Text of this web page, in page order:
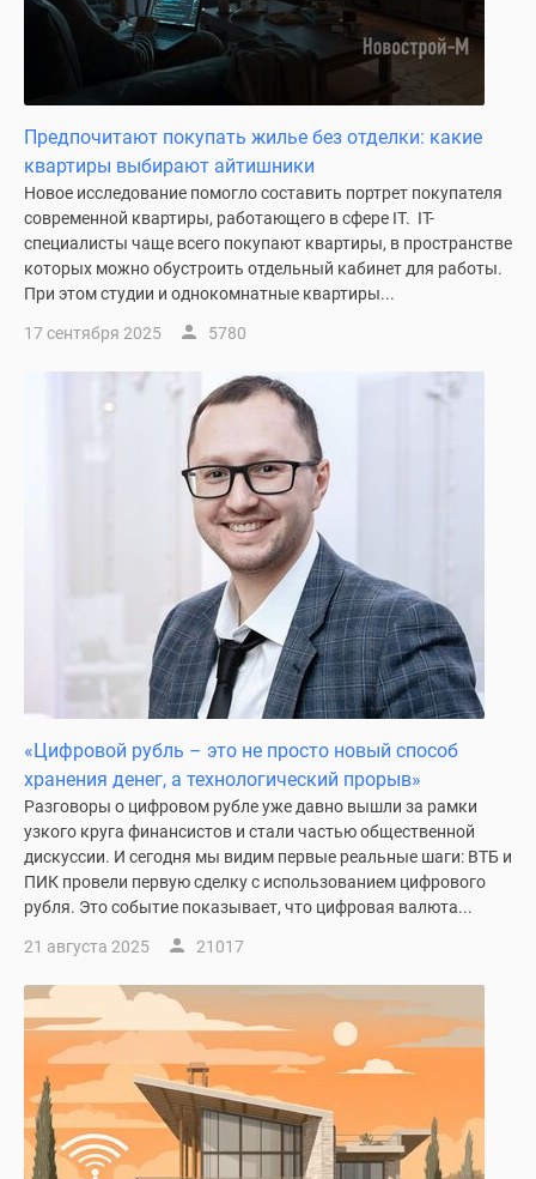
Предпочитают покупать жилье без отделки: какие
квартиры выбирают айтишники
Новое исследование помогло составить портрет покупателя
современной квартиры, работающего в сфере IT. IT-
специалисты чаще всего покупают квартиры, в пространстве
которых можно обустроить отдельный кабинет для работы.
При этом студии и однокомнатные квартиры...
17 сентября 2025 5780
«Цифровой рубль – это не просто новый способ
хранения денег, а технологический прорыв»
Разговоры о цифровом рубле уже давно вышли за рамки
узкого круга финансистов и стали частью общественной
дискуссии. И сегодня мы видим первые реальные шаги: ВТБ и
ПИК провели первую сделку с использованием цифрового
рубля. Это событие показывает, что цифровая валюта...
21 августа 2025 21017